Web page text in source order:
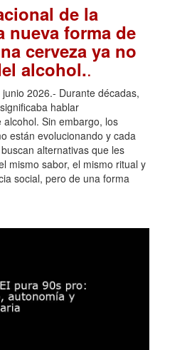
de la
nueva forma de
cerveza ya no
alcohol..
2026.- Durante décadas,
hablar
Sin embargo, los
están evolucionando y cada
alternativas que les
mismo sabor, el mismo ritual y
social, pero de una forma